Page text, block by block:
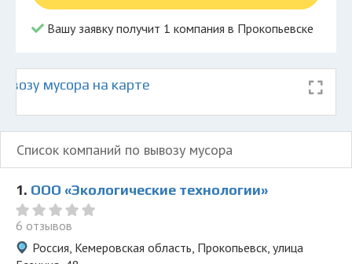
Вашу заявку получит 1 компания в Прокопьевске
мусора на карте
Список компаний по вывозу мусора
1. ООО «Экологические технологии»
6 отзывов
Россия, Кемеровская область, Прокопьевск, улица